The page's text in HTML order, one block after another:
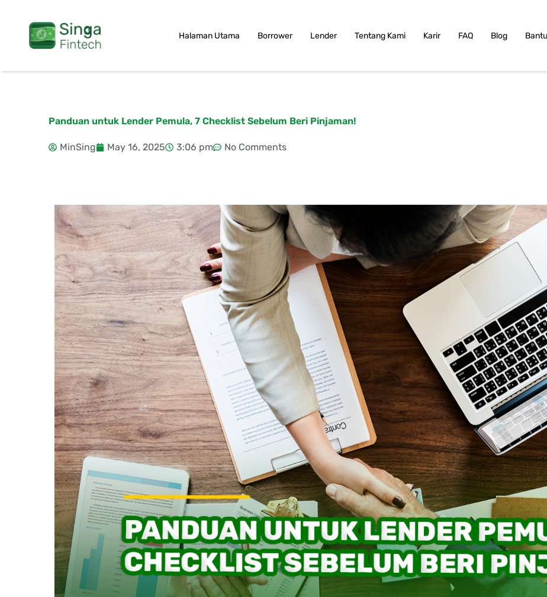
content
Halaman Utama Borrower Lender Tentang Kami Karir FAQ Blog
Panduan untuk Lender Pemula, 7 Checklist Sebelum Beri Pinjaman!
MinSing May 16, 2025 3:06 pm No Comments